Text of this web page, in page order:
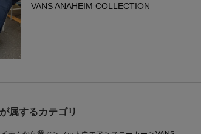
VANS ANAHEIM COLLECTION
属するカテゴリ